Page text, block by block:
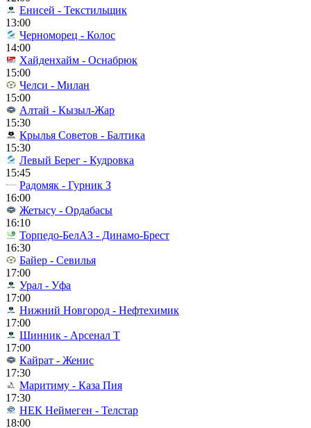
Енисей - Текстильщик
13:00
Черноморец - Колос
14:00
Хайденхайм - Оснабрюк
15:00
Челси - Милан
15:00
Алтай - Кызыл-Жар
15:30
Крылья Советов - Балтика
15:30
Левый Берег - Кудровка
15:45
Радомяк - Гурник З
16:00
Жетысу - Ордабасы
16:10
Торпедо-БелАЗ - Динамо-Брест
16:30
Байер - Севилья
17:00
Урал - Уфа
17:00
Нижний Новгород - Нефтехимик
17:00
Шинник - Арсенал Т
17:00
Кайрат - Женис
17:30
Маритиму - Каза Пия
17:30
НЕК Неймеген - Телстар
18:00